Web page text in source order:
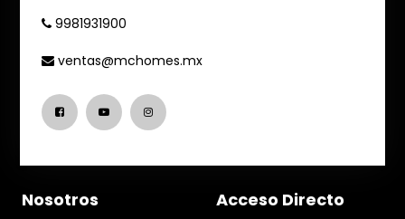
9981931900
ventas@mchomes.mx
Nosotros Acceso Directo